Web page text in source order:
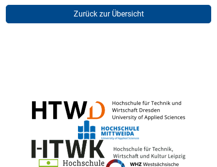
Zurück zur Übersicht